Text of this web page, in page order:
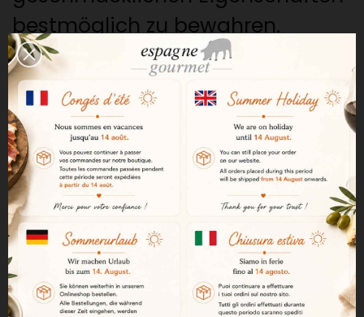
bestmöglich zu bewahren.
Ein geschmacksintensiver blauer Fisch
Die Makrele wird besonders
wegen ihres zarten,
schmackhaften Fleisches und
ihrer anerkannten Nährwerte
geschätzt.
Ein natürlich geräuchertes Olivenöl
Die Filets werden in natürlich